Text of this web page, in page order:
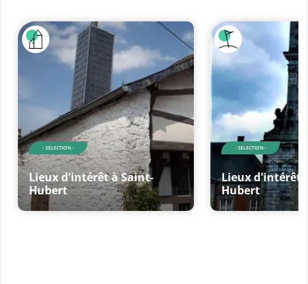
- SELECTION -
Lieux d'intérêt à Saint-
Hubert
- SELECTION -
Lieux d'intérêt
Hubert